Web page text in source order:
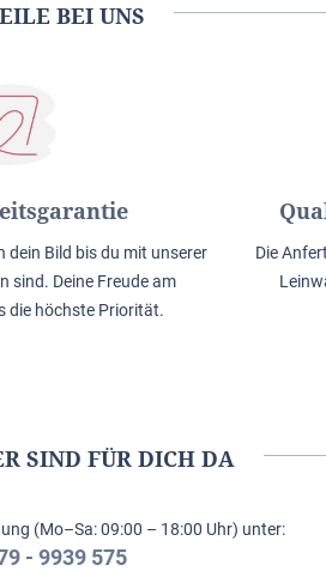
BEI UNS
dein Bild bis du mit unserer
sind. Deine Freude am
die höchste Priorität.
Die
SIND FÜR DICH DA
(Mo–Sa: 09:00 – 18:00 Uhr) unter:
- 9939 575